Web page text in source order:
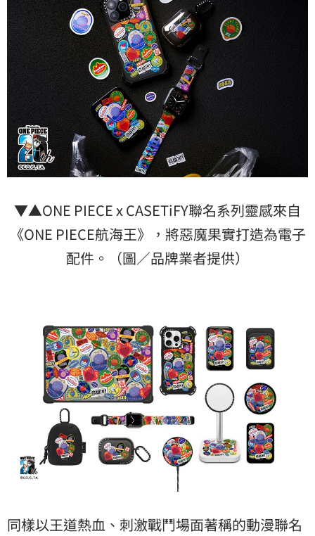
▼▲ONE PIECE x CASETiFY聯名系列靈感來自
《ONE PIECE航海王》，將惡魔果實打造為電子
配件。（圖／品牌業者提供）
同樣以王道熱血、刺激戰鬥場面著稱的動漫聯名